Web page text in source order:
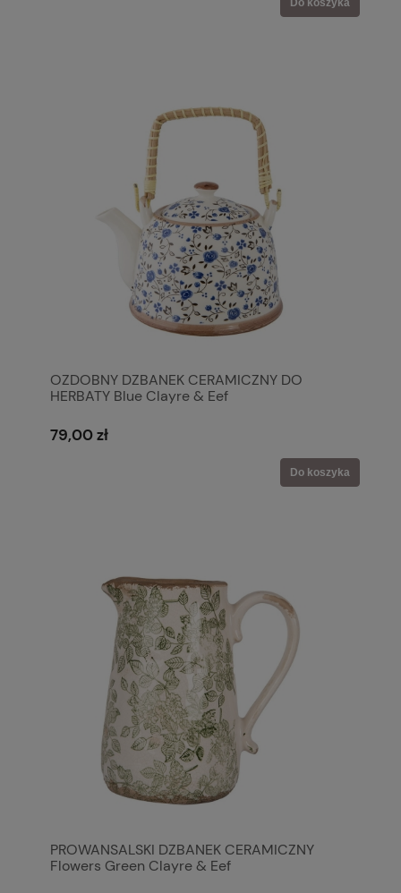
Do koszyka
OZDOBNY DZBANEK CERAMICZNY DO
HERBATY Blue Clayre & Eef
79,00 zł
Do koszyka
PROWANSALSKI DZBANEK CERAMICZNY
Flowers Green Clayre & Eef